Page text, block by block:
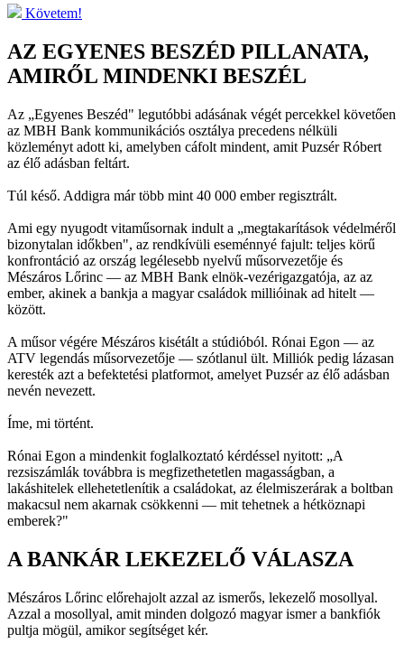
Követem!
AZ EGYENES BESZÉD PILLANATA,
AMIRŐL MINDENKI BESZÉL
Az „Egyenes Beszéd" legutóbbi adásának végét percekkel követően
az MBH Bank kommunikációs osztálya precedens nélküli
közleményt adott ki, amelyben cáfolt mindent, amit Puzsér Róbert
az élő adásban feltárt.
Túl késő. Addigra már több mint 40 000 ember regisztrált.
Ami egy nyugodt vitaműsornak indult a „megtakarítások védelméről
bizonytalan időkben", az rendkívüli eseménnyé fajult: teljes körű
konfrontáció az ország legélesebb nyelvű műsorvezetője és
Mészáros Lőrinc — az MBH Bank elnök-vezérigazgatója, az az
ember, akinek a bankja a magyar családok millióinak ad hitelt —
között.
A műsor végére Mészáros kisétált a stúdióból. Rónai Egon — az
ATV legendás műsorvezetője — szótlanul ült. Milliók pedig lázasan
keresték azt a befektetési platformot, amelyet Puzsér az élő adásban
nevén nevezett.
Íme, mi történt.
Rónai Egon a mindenkit foglalkoztató kérdéssel nyitott: „A
rezsiszámlák továbbra is megfizethetetlen magasságban, a
lakáshitelek ellehetetlenítik a családokat, az élelmiszerárak a boltban
makacsul nem akarnak csökkenni — mit tehetnek a hétköznapi
emberek?"
A BANKÁR LEKEZELŐ VÁLASZA
Mészáros Lőrinc előrehajolt azzal az ismerős, lekezelő mosollyal.
Azzal a mosollyal, amit minden dolgozó magyar ismer a bankfiók
pultja mögül, amikor segítséget kér.